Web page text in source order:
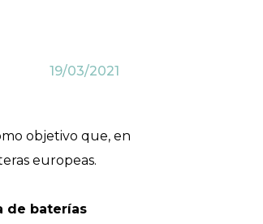
19/03/2021
objetivo que, en
europeas.
de baterías